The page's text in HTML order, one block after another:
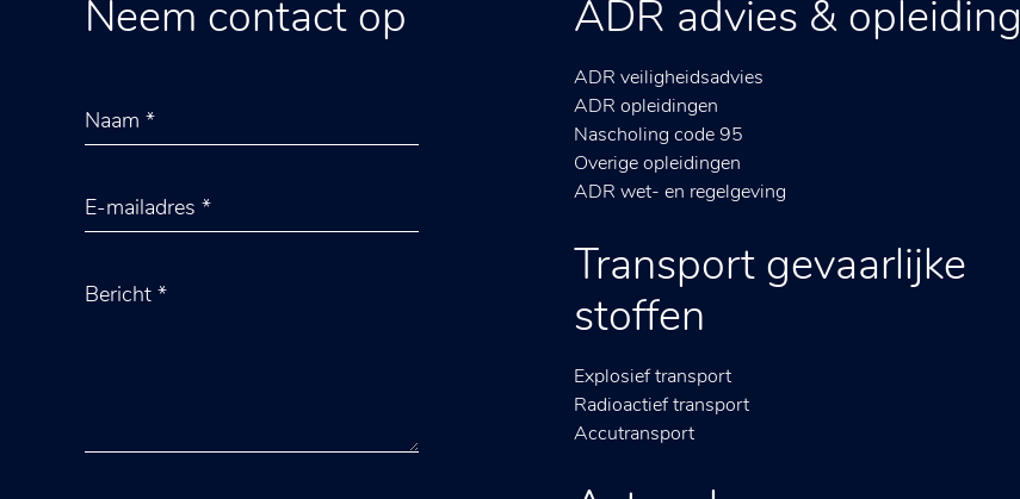
Neem contact op ADR advies & opleiding
ADR veiligheidsadvies
ADR opleidingen
Nascholing code 95
Overige opleidingen
ADR wet- en regelgeving
Transport gevaarlijke
stoffen
Explosief transport
Radioactief transport
Accutransport